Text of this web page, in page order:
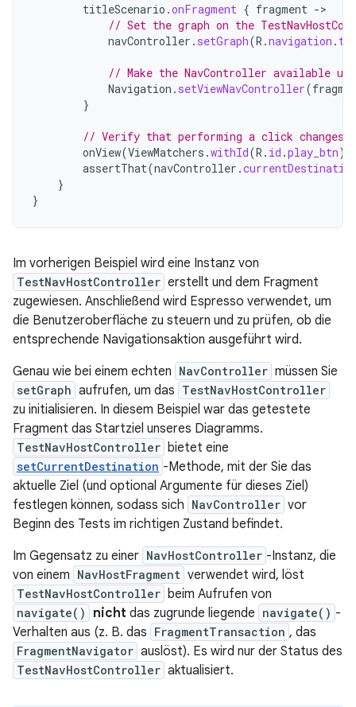
titleScenario .onFragment { fragment -
// Set the graph on the
navController . setGraph(R .navigation .
// Make the NavController available
Navigation . setViewNavController(
}
// Verify that performing a click changes
onView(ViewMatchers .withId(R . id .play_btn
assertThat(navController .
}
}
Im vorherigen Beispiel wird eine Instanz von
TestNavHostController erstellt und dem Fragment
zugewiesen. Anschließend wird Espresso verwendet, um
die Benutzeroberfläche zu steuern und zu prüfen, ob die
entsprechende Navigationsaktion ausgeführt wird.
Genau wie bei einem echten NavController müssen Sie
setGraph aufrufen, um das TestNavHostController
zu initialisieren. In diesem Beispiel war das getestete
Fragment das Startziel unseres Diagramms.
TestNavHostController bietet eine
setCurrentDestination -Methode, mit der Sie das
aktuelle Ziel (und optional Argumente für dieses Ziel)
festlegen können, sodass sich NavController vor
Beginn des Tests im richtigen Zustand befindet.
Im Gegensatz zu einer NavHostController -Instanz, die
von einem NavHostFragment verwendet wird, löst
TestNavHostController beim Aufrufen von
navigate() nicht das zugrunde liegende navigate() -
Verhalten aus (z. B. das FragmentTransaction , das
FragmentNavigator auslöst). Es wird nur der Status des
TestNavHostController aktualisiert.